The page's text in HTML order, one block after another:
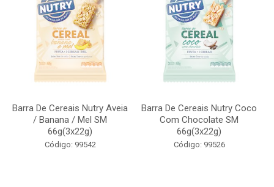
Barra De Cereais Nutry Aveia
/ Banana / Mel SM
66g(3x22g)
Código: 99542
Barra De Cereais Nutry Coco
Com Chocolate SM
66g(3x22g)
Código: 99526